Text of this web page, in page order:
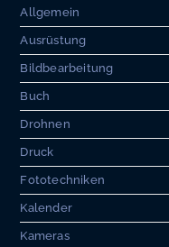
Allgemein
Ausrüstung
Bildbearbeitung
Buch
Drohnen
Druck
Fototechniken
Kalender
Kameras